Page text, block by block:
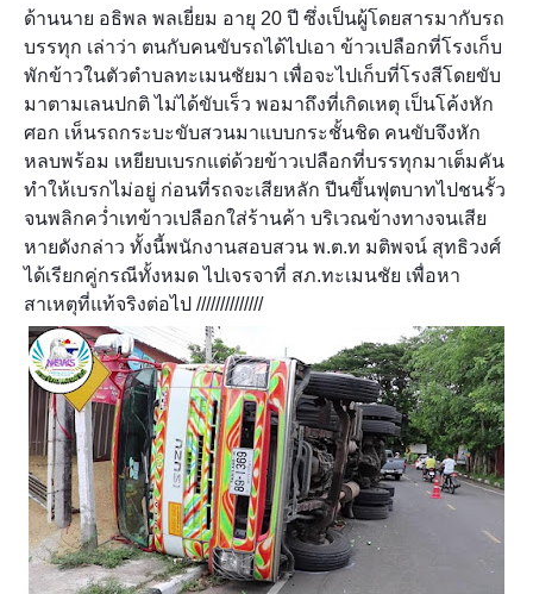
ด้านนาย อธิพล พลเยี่ยม อายุ 20 ปี ซึ่งเป็นผู้โดยสารมากับรถ
บรรทุก เล่าว่า ตนกับคนขับรถได้ไปเอา ข้าวเปลือกที่โรงเก็บ
พักข้าวในตัวตำบลทะเมนชัยมา เพื่อจะไปเก็บที่โรงสีโดยขับ
มาตามเลนปกติ ไม่ได้ขับเร็ว พอมาถึงที่เกิดเหตุ เป็นโค้งหัก
ศอก เห็นรถกระบะขับสวนมาแบบกระชั้นชิด คนขับจึงหัก
หลบพร้อม เหยียบเบรกแต่ด้วยข้าวเปลือกที่บรรทุกมาเต็มคัน
ทำให้เบรกไม่อยู่ ก่อนที่รถจะเสียหลัก ปีนขึ้นฟุตบาทไปชนรั้ว
จนพลิกคว่ำเทข้าวเปลือกใส่ร้านค้า บริเวณข้างทางจนเสีย
หายดังกล่าว ทั้งนี้พนักงานสอบสวน พ.ต.ท มติพจน์ สุทธิวงศ์
ได้เรียกคู่กรณีทั้งหมด ไปเจรจาที่ สภ.ทะเมนชัย เพื่อหา
สาเหตุที่แท้จริงต่อไป //////////////